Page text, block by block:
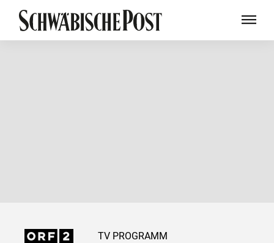
TV PROGRAMM